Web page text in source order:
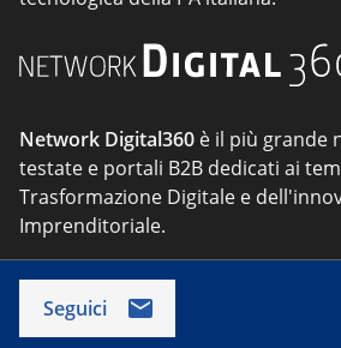
Network Digital360 è il più grande
testate e portali B2B dedicati ai
Trasformazione Digitale e
Imprenditoriale.
Seguici